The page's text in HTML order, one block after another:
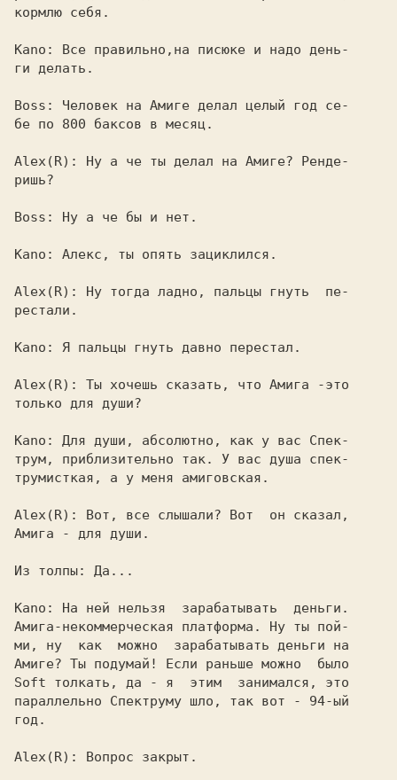
кормлю себя.
Kano: Все правильно,на писюке и надо день-
ги делать.
Boss: Человек на Амиге делал целый год се-
бе по 800 баксов в месяц.
Alex(R): Ну а че ты делал на Амиге? Ренде-
ришь?
Boss: Ну а че бы и нет.
Kano: Алекс, ты опять зациклился.
Alex(R): Ну тогда ладно, пальцы гнуть  пе-
рестали.
Kano: Я пальцы гнуть давно перестал.
Alex(R): Ты хочешь сказать, что Амига -это
только для души?
Kano: Для души, абсолютно, как у вас Спек-
трум, приблизительно так. У вас душа спек-
трумисткая, а у меня амиговская.
Alex(R): Вот, все слышали? Вот  он сказал,
Амига - для души.
Из толпы: Да...
Kano: На ней нельзя  зарабатывать  деньги.
Амига-некоммерческая платформа. Hу ты пой-
ми, ну  как  можно  зарабатывать деньги на
Амигe? Ты подумай! Если раньше можно  было
Soft толкать, да - я  этим  занимался, это
параллельно Спектруму шло, так вот - 94-ый
год.
Alex(R): Вопрос закрыт.